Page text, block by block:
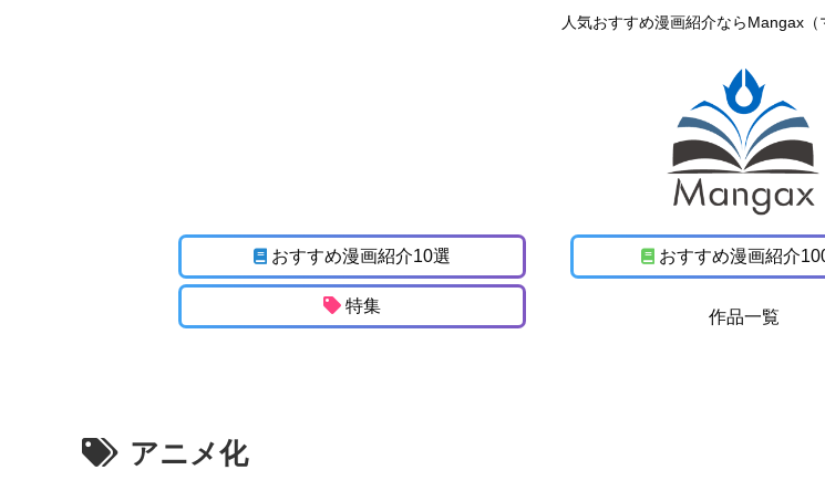
人気おすすめ漫画紹介ならMangax（
おすすめ漫画紹介10選 おすすめ漫画紹介
特集
作品一覧
アニメ化